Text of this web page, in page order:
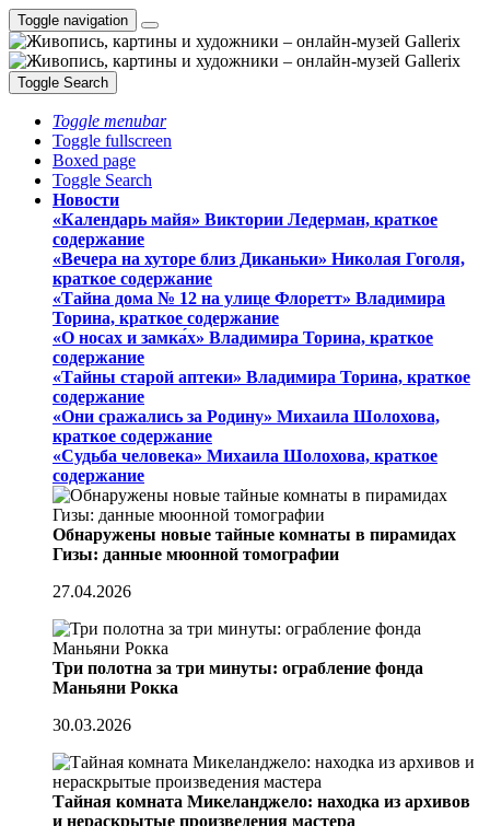
Toggle navigation
Toggle Search
Toggle menubar
Toggle fullscreen
Boxed page
Toggle Search
Новости
«Календарь майя» Виктории Ледерман, краткое
содержание
«Вечера на хуторе близ Диканьки» Николая Гоголя,
краткое содержание
«Тайна дома № 12 на улице Флоретт» Владимира
Торина, краткое содержание
«О носах и замка́х» Владимира Торина, краткое
содержание
«Тайны старой аптеки» Владимира Торина, краткое
содержание
«Они сражались за Родину» Михаила Шолохова,
краткое содержание
«Судьба человека» Михаила Шолохова, краткое
содержание
Обнаружены новые тайные комнаты в пирамидах
Гизы: данные мюонной томографии
27.04.2026
Три полотна за три минуты: ограбление фонда
Маньяни Рокка
30.03.2026
Тайная комната Микеланджело: находка из архивов
и нераскрытые произведения мастера